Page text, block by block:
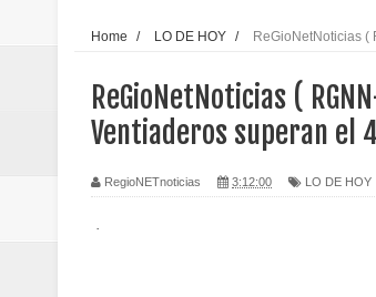
Regionetnoticias
Home / LO DE HOY / ReGioNetNoticias (
ReGioNetNoticias (
Ventiaderos superan el
RegioNETnoticias 3:12:00 LO DE HOY
·